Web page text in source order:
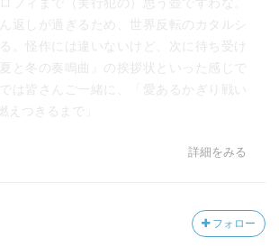
返しが過ぎるため、世界反転のカタルシ
。怪作には違いないけど、次に待ち受け
と冬の奏鳴曲』の挨拶状といった感じで
は皆さんご一緒に、「愛あるかぎり戦い
えつきるまで」
詳細をみる
フォロー